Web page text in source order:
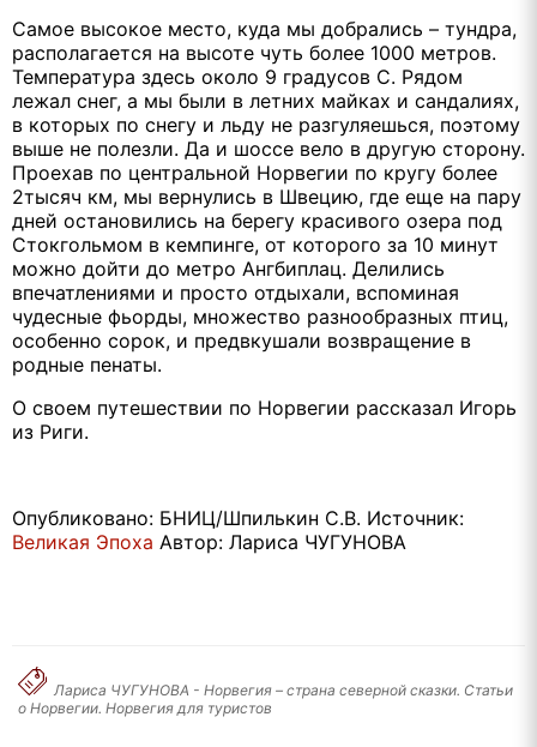
Самое высокое место, куда мы добрались – тундра,
располагается на высоте чуть более 1000 метров.
Температура здесь около 9 градусов С. Рядом
лежал снег, а мы были в летних майках и сандалиях,
в которых по снегу и льду не разгуляешься, поэтому
выше не полезли. Да и шоссе вело в другую сторону.
Проехав по центральной Норвегии по кругу более
2тысяч км, мы вернулись в Швецию, где еще на пару
дней остановились на берегу красивого озера под
Стокгольмом в кемпинге, от которого за 10 минут
можно дойти до метро Ангбиплац. Делились
впечатлениями и просто отдыхали, вспоминая
чудесные фьорды, множество разнообразных птиц,
особенно сорок, и предвкушали возвращение в
родные пенаты.
О своем путешествии по Норвегии рассказал Игорь
из Риги.
Опубликовано: БНИЦ/Шпилькин С.В. Источник:
Великая Эпоха Автор: Лариса ЧУГУНОВА
Лариса ЧУГУНОВА - Норвегия – страна северной сказки. Статьи
о Норвегии. Норвегия для туристов